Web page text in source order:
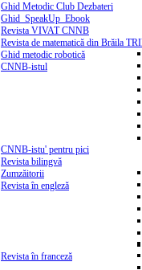
Ghid Metodic Club Dezbateri
Ghid_SpeakUp_Ebook
Revista VIVAT CNNB
Revista de matematică din Brăila
Ghid metodic robotică
CNNB-istul
CNNB-istu' pentru pici
Revista bilingvă
Zumzăitorii
Revista în engleză
Revista în franceză